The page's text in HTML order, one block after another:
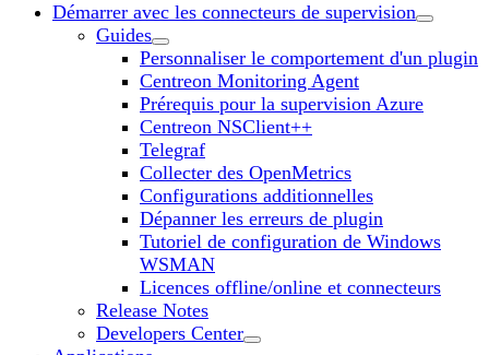
Démarrer avec les connecteurs de supervision
Guides
Personnaliser le comportement d'un plugin
Centreon Monitoring Agent
Prérequis pour la supervision Azure
Centreon NSClient++
Telegraf
Collecter des OpenMetrics
Configurations additionnelles
Dépanner les erreurs de plugin
Tutoriel de configuration de Windows
WSMAN
Licences offline/online et connecteurs
Release Notes
Developers Center